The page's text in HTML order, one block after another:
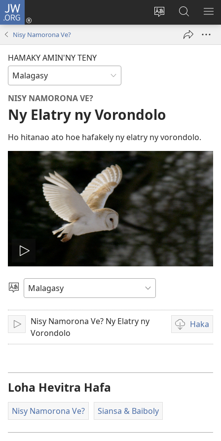
JW.ORG
Hiova
Hiditra
(manokatra
ato
Amin’ny
Nisy Namorona Ve?
HAMAKY AMIN'NY TENY
NISY NAMORONA VE?
Ny Elatry ny Vorondolo
Ho hitanao ato hoe hafakely ny elatry ny vorondolo.
Handefa
video
Hifidy
Fiteny
Handefa
Nisy Namorona Ve? Ny Elatry ny
Vorondolo
Haka
Fandikana
video
Loha Hevitra Hafa
Nisy Namorona Ve? Siansa & Baiboly